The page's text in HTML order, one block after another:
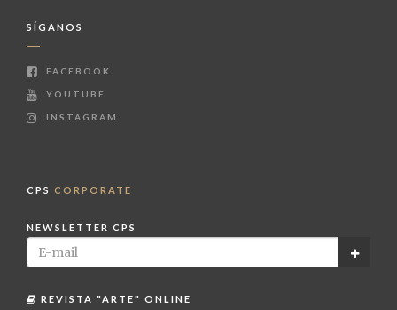
SÍGANOS
FACEBOOK
YOUTUBE
INSTAGRAM
CPS CORPORATE
NEWSLETTER CPS
REVISTA "ARTE" ONLINE